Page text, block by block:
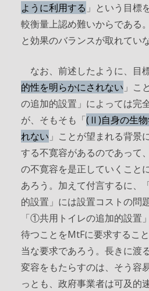
ように利用する 」という目標
較衡量上認め難いからである
と効果のバランスが取れていな
なお、前述したように、目
的性を明らかにされない 」こ
の追加的設置」によっては完
が、そもそも「(Ⅱ)自身の生物
れない 」ことが望まれる背景
する不寛容があるのであって
の不寛容を是正していくこと
あろう。加えて付言するに、
的設置」には設置コストの問
「①共用トイレの追加的設置
待つことをMtFに要求するこ
当な要求であろう。長きに渡
変容をもたらすのは、そう容
っとも、政府事業者は可及的